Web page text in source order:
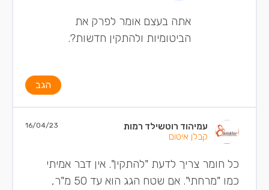
אתה בעצם אומר לפרק את
הביטומיות ולהתקין חדשות?.
הגב
עמיהוד רוטשילד רמות
קבלן איטום
16/04/23
כל חומר צריך לדעת "להתקין". אין דבר אמיתי
כמו "מרחתי". אם שטח הגג הוא עד 50 מ"ר,